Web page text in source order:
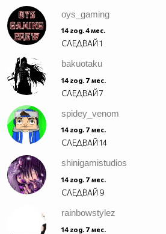
oys_gaming
14 год. 4 мес.
СЛЕДВАЙ1
bakuotaku
14 год. 7 мес.
СЛЕДВАЙ7
spidey_venom
14 год. 7 мес.
СЛЕДВАЙ14
shinigamistudios
14 год. 7 мес.
СЛЕДВАЙ 9
rainbowstylez
14 год. 7 мес.